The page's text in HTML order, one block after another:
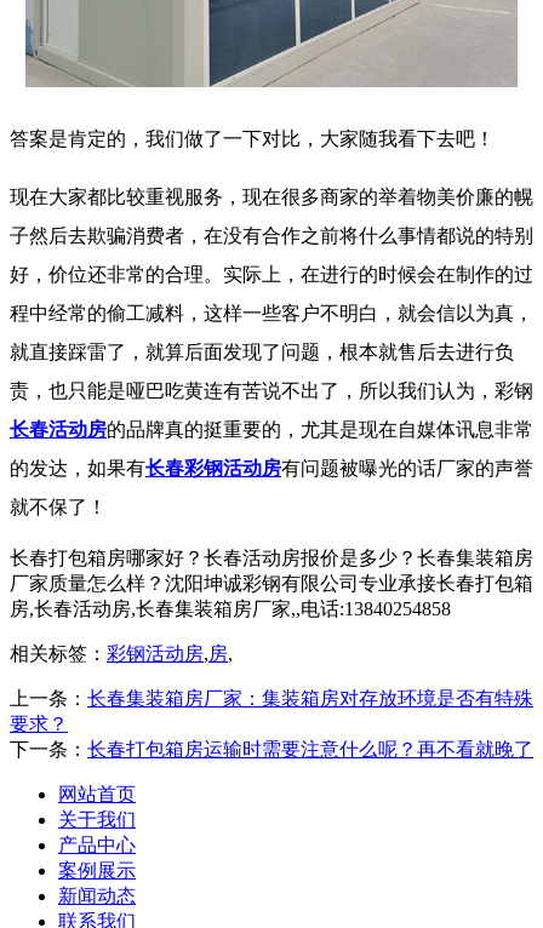
答案是肯定的，我们做了一下对比，大家随我看下去吧！
现在大家都比较重视服务，现在很多商家的举着物美价廉的幌
子然后去欺骗消费者，在没有合作之前将什么事情都说的特别
好，价位还非常的合理。实际上，在进行的时候会在制作的过
程中经常的偷工减料，这样一些客户不明白，就会信以为真，
就直接踩雷了，就算后面发现了问题，根本就售后去进行负
责，也只能是哑巴吃黄连有苦说不出了，所以我们认为，彩钢
长春活动房的品牌真的挺重要的，尤其是现在自媒体讯息非常
的发达，如果有长春彩钢活动房有问题被曝光的话厂家的声誉
就不保了！
长春打包箱房哪家好？长春活动房报价是多少？长春集装箱房
厂家质量怎么样？沈阳坤诚彩钢有限公司专业承接长春打包箱
房,长春活动房,长春集装箱房厂家,,电话:13840254858
相关标签： 彩钢活动房,房,
上一条： 长春集装箱房厂家：集装箱房对存放环境是否有特殊
要求？
下一条： 长春打包箱房运输时需要注意什么呢？再不看就晚了
网站首页
关于我们
产品中心
案例展示
新闻动态
联系我们